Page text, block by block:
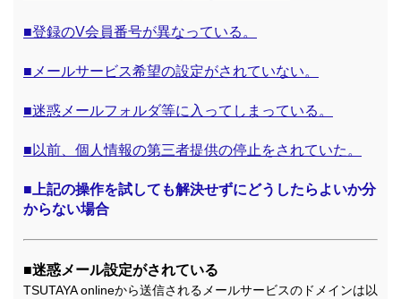
■登録のV会員番号が異なっている。
■メールサービス希望の設定がされていない。
■迷惑メールフォルダ等に入ってしまっている。
■以前、個人情報の第三者提供の停止をされていた。
■上記の操作を試しても解決せずにどうしたらよいか分
からない場合
■迷惑メール設定がされている
TSUTAYA onlineから送信されるメールサービスのドメインは以